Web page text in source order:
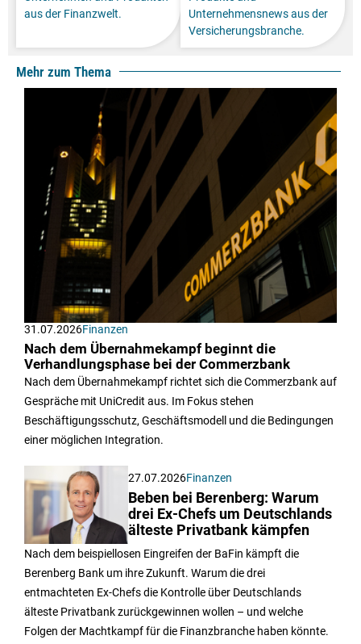
aus der Finanzwelt.
Unternehmensnews aus der
Versicherungsbranche.
Mehr zum Thema
31.07.2026Finanzen
Nach dem Übernahmekampf beginnt die
Verhandlungsphase bei der Commerzbank
Nach dem Übernahmekampf richtet sich die Commerzbank auf
Gespräche mit UniCredit aus. Im Fokus stehen
Beschäftigungsschutz, Geschäftsmodell und die Bedingungen
einer möglichen Integration.
27.07.2026Finanzen
Beben bei Berenberg: Warum
drei Ex-Chefs um Deutschlands
älteste Privatbank kämpfen
Nach dem beispiellosen Eingreifen der BaFin kämpft die
Berenberg Bank um ihre Zukunft. Warum die drei
entmachteten Ex-Chefs die Kontrolle über Deutschlands
älteste Privatbank zurückgewinnen wollen – und welche
Folgen der Machtkampf für die Finanzbranche haben könnte.